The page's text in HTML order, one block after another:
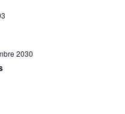
2030